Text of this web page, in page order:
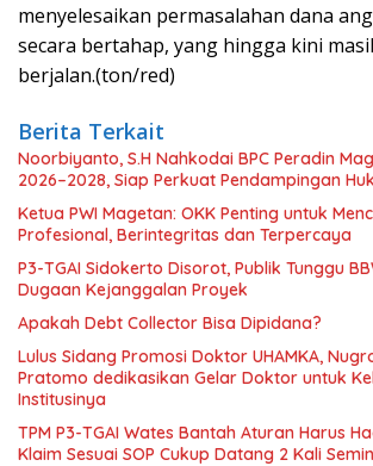
menyelesaikan permasalahan dana
secara bertahap, yang hingga kini
berjalan.(ton/red)
Berita Terkait
Noorbiyanto, S.H Nahkodai BPC Peradin
2026–2028, Siap Perkuat Pendampingan
Ketua PWI Magetan: OKK Penting untuk
Profesional, Berintegritas dan Terpercaya
P3-TGAI Sidokerto Disorot, Publik Tunggu
Dugaan Kejanggalan Proyek
Apakah Debt Collector Bisa Dipidana?
Lulus Sidang Promosi Doktor UHAMKA,
Pratomo dedikasikan Gelar Doktor untuk
Institusinya
TPM P3-TGAI Wates Bantah Aturan Harus
Klaim Sesuai SOP Cukup Datang 2 Kali